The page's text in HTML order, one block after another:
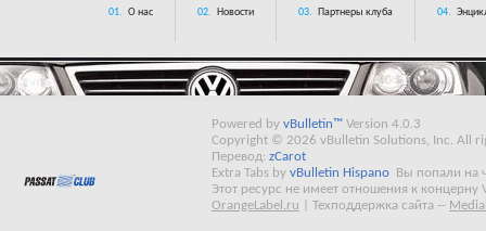
01. О нас 02. Новости 03. Партнеры клуба 04.
Powered by vBulletin™ Version 4.0.3
Copyright © 2026 vBulletin Solutions, Inc. All
Перевод: zCarot
Extra Tabs by vBulletin Hispano
Вы попали на
Этот ресурс не имеет отношения к концерну
OrangeLabel.ru
Техподдержка сайта --